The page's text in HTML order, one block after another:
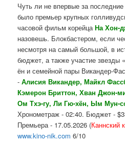
Чуть ли не впервые за
было премьер крупных
часовой фильм корейцаНа Хон-
назовешь. Блокбастером, если
несмотря на самый большой, в
бюджет, а также участие звезды
ён и семейной пары Викандер-
-Алисия Викандер, Майкл
Кэмерон Бриттон, Хван Джон-
Ом Тхэ-гу, Ли Гю-хён, Ым Мун-
Хронометраж - 02:40. Бюджет -
Премьера - 17.05.2026 (Каннский
www.kino-nik.com 6/10